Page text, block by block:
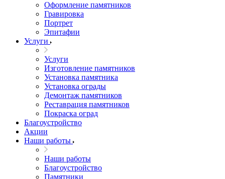
Оформление памятников
Гравировка
Портрет
Эпитафии
Услуги
Услуги
Изготовление памятников
Установка памятника
Установка ограды
Демонтаж памятников
Реставрация памятников
Покраска оград
Благоустройство
Акции
Наши работы
Наши работы
Благоустройство
Памятники